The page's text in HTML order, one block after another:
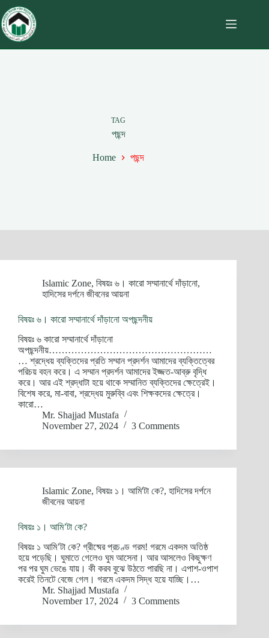
TAG
পছন্দ
Home পছন্দ
Islamic Zone, বিষয়ঃ ৬। কারো সম্মানার্থে দাঁড়ানো,
হাদিসের দর্পনে জীবনের আয়না
বিষয়ঃ ৬। কারো সম্মানার্থে দাঁড়ানো অপছন্দনীয়
বিষয়ঃ ৬ কারো সম্মানার্থে দাঁড়ানো
অপছন্দনীয়……………………………………………
… শ্রদ্ধেয় ব্যক্তিদের প্রতি সম্মান প্রদর্শন আমাদের ব্যক্তিত্বের
পরিচয় বহন করে। এ সম্মান প্রদর্শন আমাদের ইজ্জত-আব্রু বৃদ্ধি
করে। আর এই শ্রদ্ধাটা হয়ে থাকে সম্মানিত ব্যক্তিদের ক্ষেত্রেই।
বিশেষ করে, মা-বাবা, শ্রদ্ধেয় মুরুব্বি এবং শিক্ষকদের ক্ষেত্রে।
কারো…
Mr. Shajjad Mustafa
November 27, 2024
3 Comments
Islamic Zone, বিষয়ঃ ১। আমি'টা কে?, হাদিসের দর্পনে
জীবনের আয়না
বিষয়ঃ ১। আমি’টা কে?
বিষয়ঃ ১ আমি’টা কে? গ্রীষ্মের প্রচণ্ড গরম! গরমে একদম অতিষ্ঠ
হয়ে পড়েছি। ঘুমাতে গেলেও ঘুম আসেনা। আর আসলেও কিছুক্ষণ
পর পর ঘুম ভেঙে যায়। কী করব বুঝে উঠতে পারছি না। এপাশ-ওপাশ
করেই তিনটে বেজে গেল। গরমে একদম সিদ্ধ হয়ে যাচ্ছি।…
Mr. Shajjad Mustafa
November 17, 2024
3 Comments